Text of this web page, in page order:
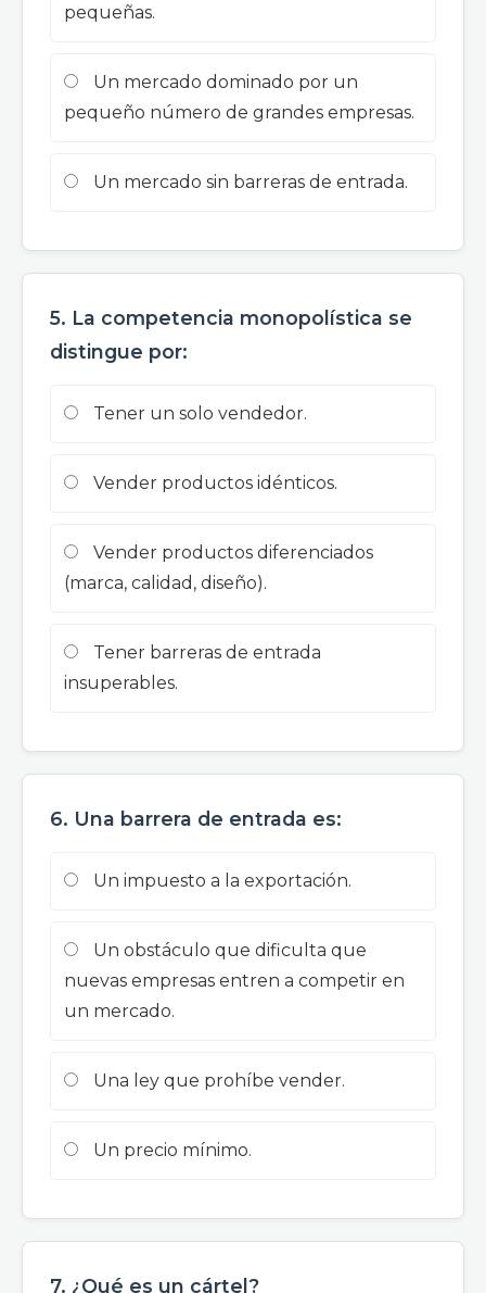
pequeñas.
Un mercado dominado por un
pequeño número de grandes empresas.
Un mercado sin barreras de entrada.
5. La competencia monopolística se
distingue por:
Tener un solo vendedor.
Vender productos idénticos.
Vender productos diferenciados
(marca, calidad, diseño).
Tener barreras de entrada
insuperables.
6. Una barrera de entrada es:
Un impuesto a la exportación.
Un obstáculo que dificulta que
nuevas empresas entren a competir en
un mercado.
Una ley que prohíbe vender.
Un precio mínimo.
7. ¿Qué es un cártel?